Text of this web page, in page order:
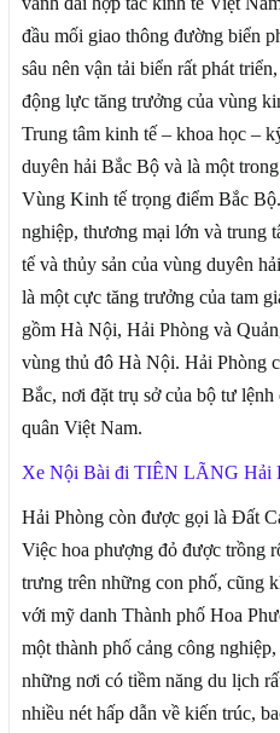
đầu mối giao thông đường biển
sâu nên vận tải biển rất phát
động lực tăng trưởng của vùng
Trung tâm kinh tế – khoa học –
duyên hải Bắc Bộ và là một
Vùng Kinh tế trọng điểm Bắc
nghiệp, thương mại lớn và trung
tế và thủy sản của vùng duyên
là một cực tăng trưởng của tam
gồm Hà Nội, Hải Phòng và
vùng thủ đô Hà Nội. Hải Phòng
Bắc, nơi đặt trụ sở của bộ tư
quân Việt Nam.
Xe Nội Bài đi TIÊN LÃNG Hải
Hải Phòng còn được gọi là Đất
Việc hoa phượng đỏ được trồng
trưng trên những con phố, cũng
với mỹ danh Thành phố Hoa
một thành phố cảng công
những nơi có tiềm năng du lịch
nhiều nét hấp dẫn về kiến trúc,